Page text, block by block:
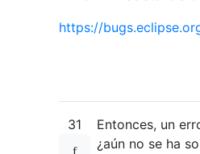
https://
31
Entonces, un
¿aún no se ha